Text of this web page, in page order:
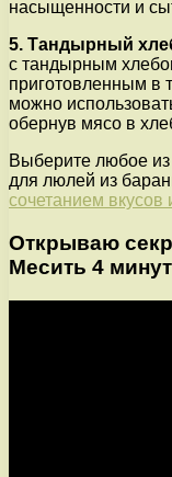
насыщенности и
5. Тандырный
с тандырным
приготовленным в
можно
обернув мясо в
Выберите любое из
для люлей из
сочетанием вкусов
Открываю
Месить 4